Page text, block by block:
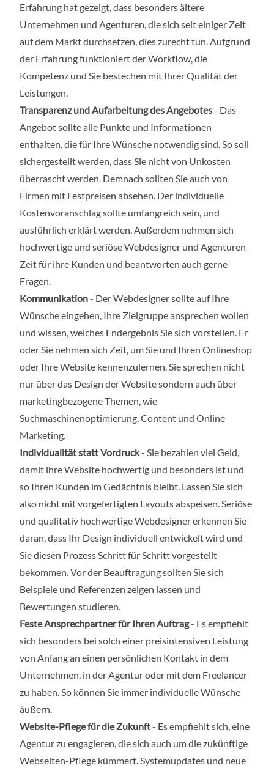
Erfahrung hat gezeigt, dass besonders ältere
Unternehmen und Agenturen, die sich seit einiger Zeit
auf dem Markt durchsetzen, dies zurecht tun. Aufgrund
der Erfahrung funktioniert der Workflow, die
Kompetenz und Sie bestechen mit Ihrer Qualität der
Leistungen.
Transparenz und Aufarbeitung des Angebotes- Das
Angebot sollte alle Punkte und Informationen
enthalten, die für Ihre Wünsche notwendig sind. So soll
sichergestellt werden, dass Sie nicht von Unkosten
überrascht werden. Demnach sollten Sie auch von
Firmen mit Festpreisen absehen. Der individuelle
Kostenvoranschlag sollte umfangreich sein, und
ausführlich erklärt werden. Außerdem nehmen sich
hochwertige und seriöse Webdesigner und Agenturen
Zeit für ihre Kunden und beantworten auch gerne
Fragen.
Kommunikation- Der Webdesigner sollte auf Ihre
Wünsche eingehen, Ihre Zielgruppe ansprechen wollen
und wissen, welches Endergebnis Sie sich vorstellen. Er
oder Sie nehmen sich Zeit, um Sie und Ihren Onlineshop
oder Ihre Website kennenzulernen. Sie sprechen nicht
nur über das Design der Website sondern auch über
marketingbezogene Themen, wie
Suchmaschinenoptimierung, Content und Online
Marketing.
Individualität statt Vordruck- Sie bezahlen viel Geld,
damit ihre Website hochwertig und besonders ist und
so Ihren Kunden im Gedächtnis bleibt. Lassen Sie sich
also nicht mit vorgefertigten Layouts abspeisen. Seriöse
und qualitativ hochwertige Webdesigner erkennen Sie
daran, dass Ihr Design individuell entwickelt wird und
Sie diesen Prozess Schritt für Schritt vorgestellt
bekommen. Vor der Beauftragung sollten Sie sich
Beispiele und Referenzen zeigen lassen und
Bewertungen studieren.
Feste Ansprechpartner für Ihren Auftrag- Es empfiehlt
sich besonders bei solch einer preisintensiven Leistung
von Anfang an einen persönlichen Kontakt in dem
Unternehmen, in der Agentur oder mit dem Freelancer
zu haben. So können Sie immer individuelle Wünsche
äußern.
Website-Pflege für die Zukunft- Es empfiehlt sich, eine
Agentur zu engagieren, die sich auch um die zukünftige
Webseiten-Pflege kümmert. Systemupdates und neue